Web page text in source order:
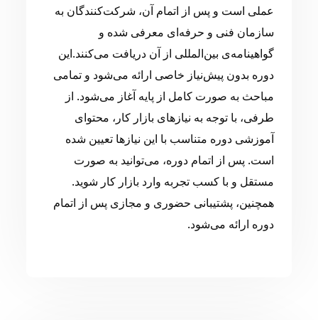
عملی است و پس از اتمام آن، شرکت‌کنندگان به
سازمان فنی و حرفه‌ای معرفی شده و
گواهینامه‌ی بین‌المللی از آن دریافت می‌کنند.این
دوره بدون پیش‌نیاز خاصی ارائه می‌شود و تمامی
مباحث به صورت کامل از پایه آغاز می‌شود. از
طرفی، با توجه به نیازهای بازار کار، محتوای
آموزشی دوره متناسب با این نیازها تعیین شده
است. پس از اتمام دوره، می‌توانید به صورت
مستقل و با کسب تجربه وارد بازار کار شوید.
همچنین، پشتیبانی حضوری و مجازی پس از اتمام
دوره ارائه می‌شود.